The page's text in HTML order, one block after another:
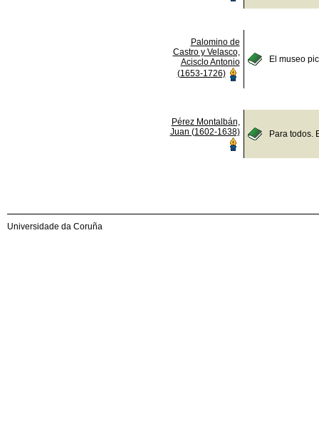
Palomino de
Castro y Velasco,
Acisclo Antonio
(1653-1726)
El museo
Pérez Montalbán,
Juan (1602-1638)
Para todos.
Universidade da Coruña